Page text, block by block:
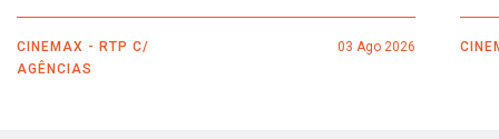
CINEMAX - RTP C/
AGÊNCIAS
03 Ago 2026